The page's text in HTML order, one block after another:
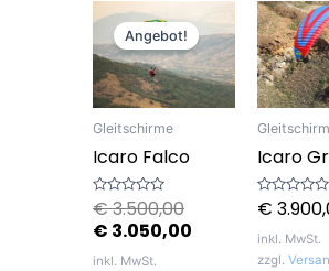
Angebot!
Gleitschirme
Icaro Falco
Bewertet
mit
0
5
€3.500,00
Ursprünglicher
Preis
war:
€ 3.500,00
€ 3.050,00
Aktueller
Preis
ist:
€ 3.050,00.
inkl. MwSt.
Icaro
Bewertet
mit
0
von
5
€
inkl. MwSt.
zzgl.